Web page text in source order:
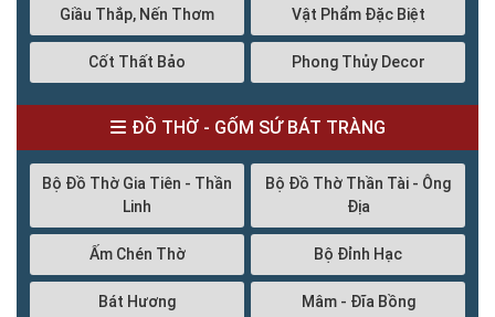
Giầu Thắp, Nến Thơm Vật Phẩm Đặc Biệt
Cốt Thất Bảo Phong Thủy Decor
ĐỒ THỜ - GỐM SỨ BÁT TRÀNG
Bộ Đồ Thờ Gia Tiên - Thần
Linh
Bộ Đồ Thờ Thần Tài - Ông
Địa
Ấm Chén Thờ Bộ Đỉnh Hạc
Bát Hương Mâm - Đĩa Bồng